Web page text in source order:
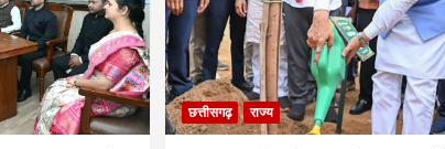
छत्तीसगढ़ राज्य